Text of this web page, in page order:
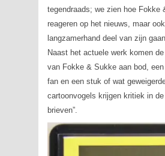
tegendraads; we zien hoe Fokke
reageren op het nieuws, maar
langzamerhand deel van zijn
Naast het actuele werk komen
van Fokke & Sukke aan bod,
fan en een stuk of wat
cartoonvogels krijgen kritiek in de
brieven”.